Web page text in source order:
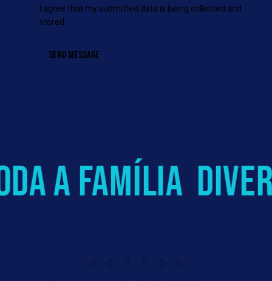
I agree that my submitted data is being collected and
stored.
SEND MESSAGE
a família